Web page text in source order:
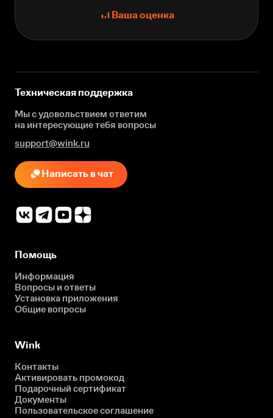
Ваша оценка
Техническая поддержка
Мы с удовольствием ответим
на интересующиетебя вопросы
support@wink.ru
Написать в чат
Помощь
Информация
Вопросы и ответы
Установка приложения
Общие вопросы
Wink
Контакты
Активировать промокод
Подарочный сертификат
Документы
Пользовательское соглашение